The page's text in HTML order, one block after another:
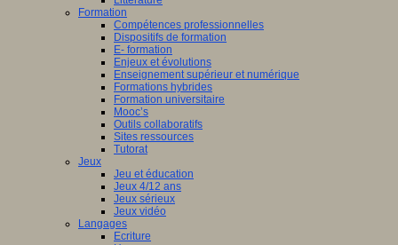
Formation
Compétences professionnelles
Dispositifs de formation
E- formation
Enjeux et évolutions
Enseignement supérieur et numérique
Formations hybrides
Formation universitaire
Mooc’s
Outils collaboratifs
Sites ressources
Tutorat
Jeux
Jeu et éducation
Jeux 4/12 ans
Jeux sérieux
Jeux vidéo
Langages
Ecriture